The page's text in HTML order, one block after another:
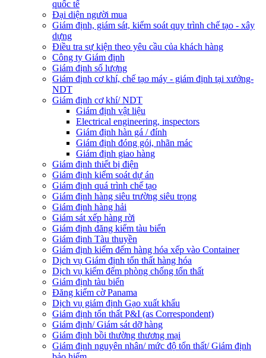
quốc tế
Đại diện người mua
Giám định, giám sát, kiểm soát quy trình chế tạo - xây
dựng
Điều tra sự kiện theo yêu cầu của khách hàng
Công ty Giám định
Giám định số lượng
Giám định cơ khí, chế tạo máy - giám định tại xưởng-
NDT
Giám định cơ khí/ NDT
Giám định vật liệu
Electrical engineering, inspectors
Giám định hàn gá / đính
Giám định đóng gói, nhãn mác
Giám định giao hàng
Giám định thiết bị điện
Giám định kiểm soát dự án
Giám định quá trình chế tạo
Giám định hàng siêu trường siêu trọng
Giám định hàng hải
Giám sát xếp hàng rời
Giám định đăng kiểm tàu biển
Giám định Tàu thuyền
Giám định kiểm đếm hàng hóa xếp vào Container
Dịch vụ Giám định tổn thất hàng hóa
Dịch vụ kiểm đếm phòng chống tổn thất
Giám định tàu biển
Đăng kiểm cờ Panama
Dịch vụ giám định Gạo xuất khẩu
Giám định tổn thất P&I (as Correspondent)
Giám định/ Giám sát dỡ hàng
Giám định bồi thường thương mại
Giám định nguyên nhân/ mức độ tổn thất/ Giám định